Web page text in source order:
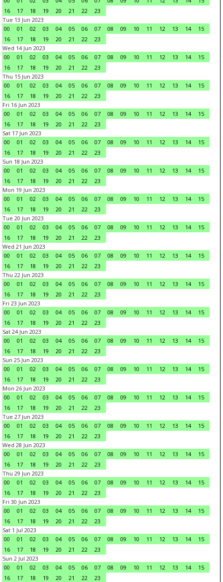
16
17 18 19 20 21 22
23
Tue 13 Jun 2023
00
01 02 03 04 05 06 07 08 09 10 11 12 13 14
15
16
17 18 19 20 21 22
23
Wed 14 Jun 2023
00
01 02 03 04 05 06 07 08 09 10 11 12 13 14
15
16
17 18 19 20 21 22
23
Thu 15 Jun 2023
00
01 02 03 04 05 06 07 08 09 10 11 12 13 14
15
16
17 18 19 20 21 22
23
Fri 16 Jun 2023
00
01 02 03 04 05 06 07 08 09 10 11 12 13 14
15
16
17 18 19 20 21 22
23
Sat 17 Jun 2023
00
01 02 03 04 05 06 07 08 09 10 11 12 13 14
15
16
17 18 19 20 21 22
23
Sun 18 Jun 2023
00
01 02 03 04 05 06 07 08 09 10 11 12 13 14
15
16
17 18 19 20 21 22
23
Mon 19 Jun 2023
00
01 02 03 04 05 06 07 08 09 10 11 12 13 14
15
16
17 18 19 20 21 22
23
Tue 20 Jun 2023
00
01 02 03 04 05 06 07 08 09 10 11 12 13 14
15
16
17 18 19 20 21 22
23
Wed 21 Jun 2023
00
01 02 03 04 05 06 07 08 09 10 11 12 13 14
15
16
17 18 19 20 21 22
23
Thu 22 Jun 2023
00
01 02 03 04 05 06 07 08 09 10 11 12 13 14
15
16
17 18 19 20 21 22
23
Fri 23 Jun 2023
00
01 02 03 04 05 06 07 08 09 10 11 12 13 14
15
16
17 18 19 20 21 22
23
Sat 24 Jun 2023
00
01 02 03 04 05 06 07 08 09 10 11 12 13 14
15
16
17 18 19 20 21 22
23
Sun 25 Jun 2023
00
01 02 03 04 05 06 07 08 09 10 11 12 13 14
15
16
17 18 19 20 21 22
23
Mon 26 Jun 2023
00
01 02 03 04 05 06 07 08 09 10 11 12 13 14
15
16
17 18 19 20 21 22
23
Tue 27 Jun 2023
00
01 02 03 04 05 06 07 08 09 10 11 12 13 14
15
16
17 18 19 20 21 22
23
Wed 28 Jun 2023
00
01 02 03 04 05 06 07 08 09 10 11 12 13 14
15
16
17 18 19 20 21 22
23
Thu 29 Jun 2023
00
01 02 03 04 05 06 07 08 09 10 11 12 13 14
15
16
17 18 19 20 21 22
23
Fri 30 Jun 2023
00
01 02 03 04 05 06 07 08 09 10 11 12 13 14
15
16
17 18 19 20 21 22
23
Sat 1 Jul 2023
00
01 02 03 04 05 06 07 08 09 10 11 12 13 14
15
16
17 18 19 20 21 22
23
Sun 2 Jul 2023
00
01 02 03 04 05 06 07 08 09 10 11 12 13 14
15
16
17 18 19 20 21 22
23